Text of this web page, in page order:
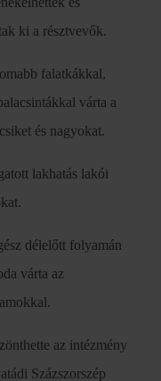
ki a résztvevők.
falatkákkal,
várta a
és nagyokat.
lakhatás lakói
délelőtt folyamán
várta az
az intézmény
Százszorszép